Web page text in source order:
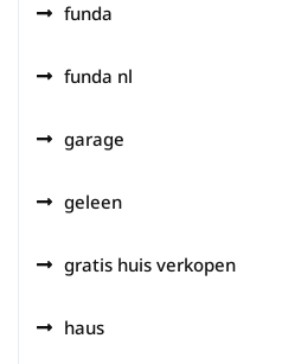
funda
funda nl
garage
geleen
gratis huis verkopen
haus